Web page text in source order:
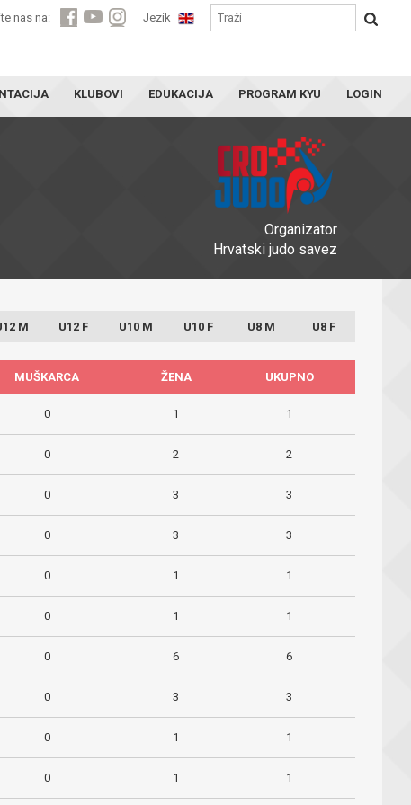
nas na: Jezik
KLUBOVI EDUKACIJA PROGRAM KYU LOGIN
Organizator
Hrvatski judo savez
M U12 F U10 M U10 F U8 M U8 F
MUŠKARCA ŽENA UKUPNO
0 1 1
0 2 2
0 3 3
0 3 3
0 1 1
0 1 1
0 6 6
0 3 3
0 1 1
0 1 1